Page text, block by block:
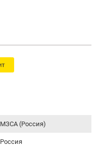
МЗСА (Россия)
Россия